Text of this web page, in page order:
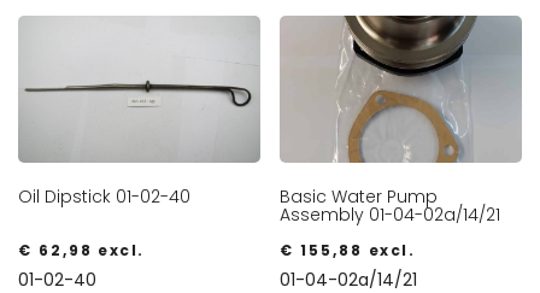
Oil Dipstick 01-02-40
€ 62,98 excl.
01-02-40
Basic Water Pump
Assembly 01-04-02a/14/21
€ 155,88 excl.
01-04-02a/14/21